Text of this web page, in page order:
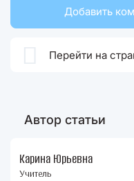
Добавить
Перейти на
Автор статьи
Карина Юрьевна
Учитель